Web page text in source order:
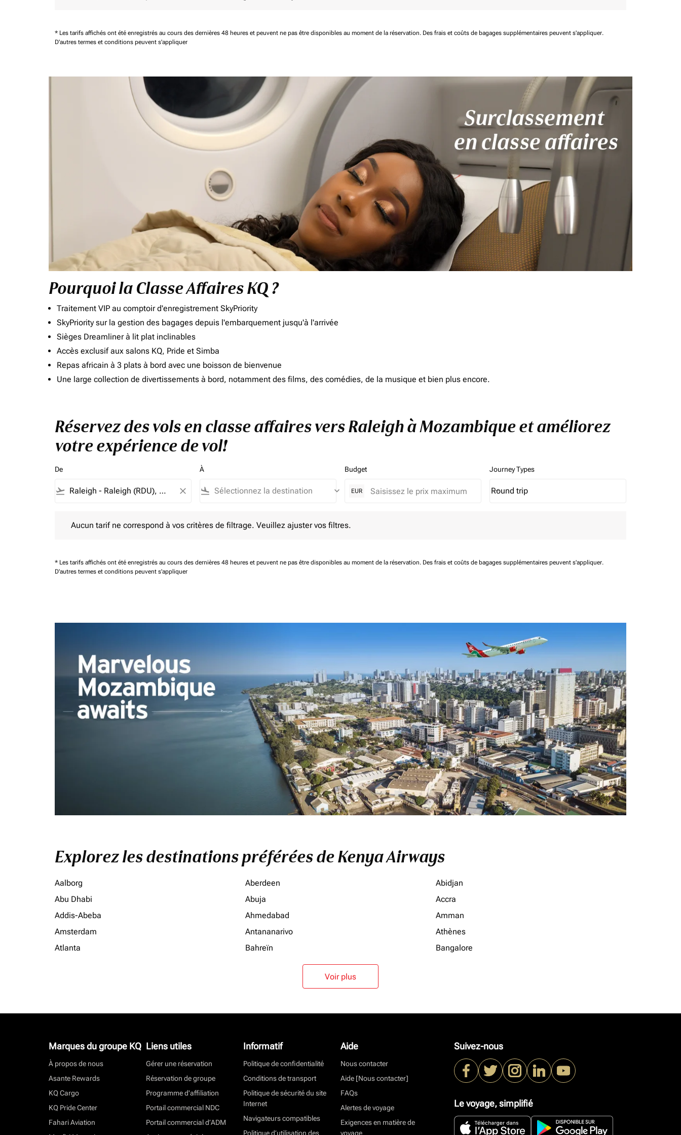
* Les tarifs affichés ont été enregistrés au cours des dernières 48 heures et peuvent ne pas être disponibles au moment de la réservation. Des frais et coûts de bagages supplémentaires peuvent s'appliquer.
D'autres termes et conditions peuvent s'appliquer
Pourquoi la Classe Affaires KQ ?
Traitement VIP au comptoir d'enregistrement SkyPriority
SkyPriority sur la gestion des bagages depuis l'embarquement jusqu'à l'arrivée
Sièges Dreamliner à lit plat inclinables
Accès exclusif aux salons KQ, Pride et Simba
Repas africain à 3 plats à bord avec une boisson de bienvenue
Une large collection de divertissements à bord, notamment des films, des comédies, de la musique et bien plus encore.
Réservez des vols en classe affaires vers Raleigh à Mozambique et améliorez
votre expérience de vol!
De
flight_takeoff close
À
flight_land keyboard_arrow_down
Budget
EUR
Journey Types
Journey Types option Round trip Selected
Round trip
keyboard_arrow_down
Aucun tarif ne correspond à vos critères de filtrage. Veuillez ajuster vos filtres.
* Les tarifs affichés ont été enregistrés au cours des dernières 48 heures et peuvent ne pas être disponibles au moment de la réservation. Des frais et coûts de bagages supplémentaires peuvent s'appliquer.
D'autres termes et conditions peuvent s'appliquer
Explorez les destinations préférées de Kenya Airways
Aalborg Aberdeen
Abidjan
Abu Dhabi
Abuja
Accra
Addis-Abeba
Ahmedabad
Amman
Amsterdam
Antananarivo
Athènes
Atlanta
Bahreïn Bangalore
Voir plus
Marques du groupe KQ
À propos de nous
Asante Rewards
KQ Cargo
KQ Pride Center
Fahari Aviation
Liens utiles
Gérer une réservation
Réservation de groupe
Programme d'affiliation
Portail commercial NDC
Portail commercial d’ADM
Informatif
Politique de confidentialité
Conditions de transport
Politique de sécurité du site
Internet
Navigateurs compatibles
Politique d’utilisation des
Aide
Nous contacter
Aide [Nous contacter]
FAQs
Alertes de voyage
Exigences en matière de
voyage
Suivez-nous
Le voyage, simplifié